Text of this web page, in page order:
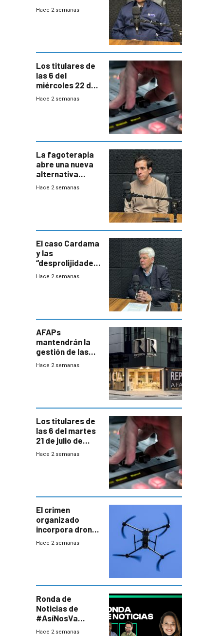
autónomos para
Hace 2 semanas
Los titulares de
las 6 del
miércoles 22 de
julio de 2026
Hace 2 semanas
La fagoterapia
abre una nueva
alternativa
contra bacterias
innovadora
Hace 2 semanas
El caso Cardama
y las
“desprolijidades”
que la
Hace 2 semanas
AFAPs
mantendrán la
gestión de las
cuentas
Hace 2 semanas
Los titulares de
las 6 del martes
21 de julio de
2026
Hace 2 semanas
El crimen
organizado
incorpora drones
y abre un nuevo
Hace 2 semanas
Ronda de
Noticias de
#AsíNosVa
(20/7/26)
Hace 2 semanas